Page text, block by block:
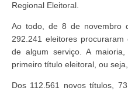
Regional Eleitoral.
Ao todo, de 8 de novembro
292.241 eleitores
de algum serviço. A
primeiro título eleitoral, ou
Dos 112.561 novos títulos,